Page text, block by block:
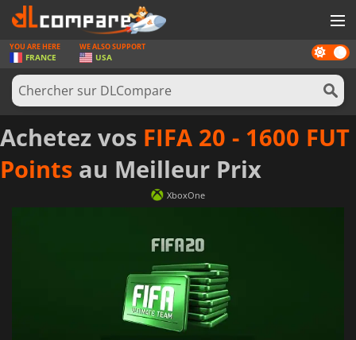
JEUX
CARTES PRÉPAYÉES
LOGICIELS
CONCOURS
MATÉRIEL
SE CONNECTER OU S'INSCRIRE
Dark
mode
YOU ARE HERE
FRANCE
WE ALSO SUPPORT
USA
Achetez vos FIFA 20 - 1600 FUT
Points au Meilleur Prix
XboxOne